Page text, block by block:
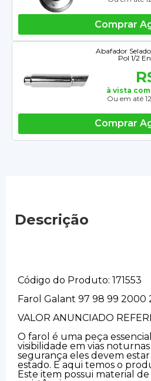
Comprar
Abafador
Pol 1/2
à vista
Ou em até
Comprar
Descrição
Código do Produto: 171553
Farol Galant 97 98 99 2000
VALOR ANUNCIADO
O farol é uma peça
visibilidade em vias
segurança eles devem
estado. E aqui temos o
Este item possui material